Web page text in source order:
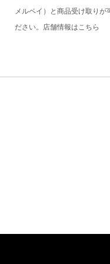
メルペイ）と商品受け取りが
ださい。店舗情報はこちら